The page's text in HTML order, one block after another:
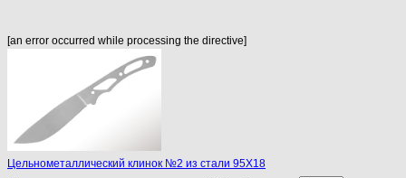
[an error occurred while processing the directive]
Цельнометаллический клинок №2 из стали 95Х18